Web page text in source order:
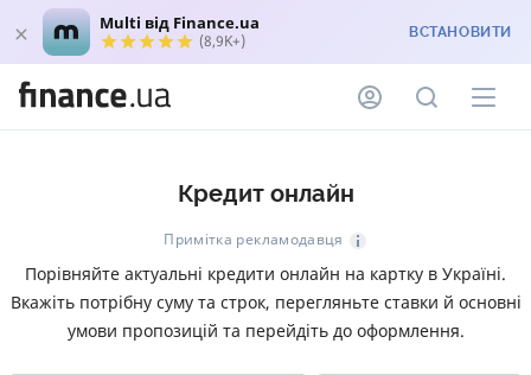
Multi від Finance.ua
(8,9K+) ВСТАНОВИТИ
Кредит онлайн
Примітка рекламодавця
Порівняйте актуальні кредити онлайн на картку в Україні.
Вкажіть потрібну суму та строк, перегляньте ставки й основні
умови пропозицій та перейдіть до оформлення.